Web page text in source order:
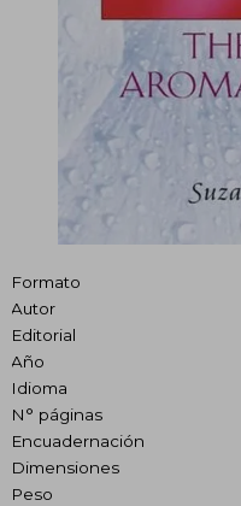
Formato
Autor
Editorial
Año
Idioma
N° páginas
Encuadernación
Dimensiones
Peso